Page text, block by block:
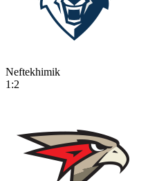
Neftekhimik
1:2